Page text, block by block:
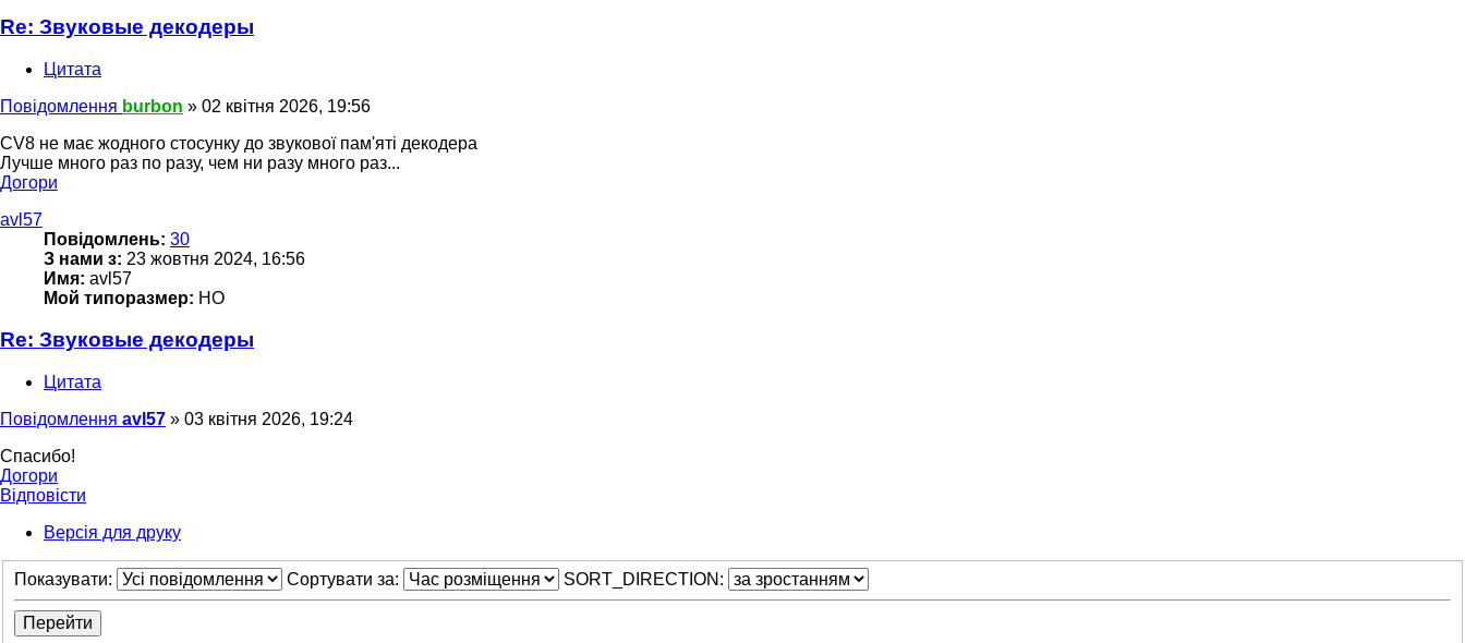
Re: Звуковые декодеры
Цитата
Повідомлення burbon » 02 квітня 2026, 19:56
CV8 не має жодного стосунку до звукової пам'яті декодера
Лучше много раз по разу, чем ни разу много раз...
Догори
avl57
Повідомлень: 30
З нами з: 23 жовтня 2024, 16:56
Имя: avl57
Мой типоразмер: HO
Re: Звуковые декодеры
Цитата
Повідомлення avl57 » 03 квітня 2026, 19:24
Спасибо!
Догори
Відповісти
Версія для друку
Показувати: Сортувати за: SORT_DIRECTION: